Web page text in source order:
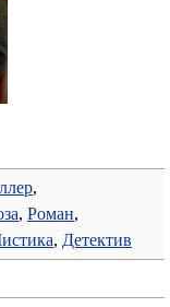
,
, Роман,
, Детектив